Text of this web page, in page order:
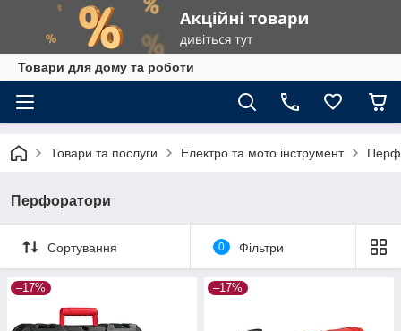
Товари для дому та роботи
Товари та послуги Електро та мото інструмент
Перфоратори
Сортування 0 Фільтри
–17% –17%